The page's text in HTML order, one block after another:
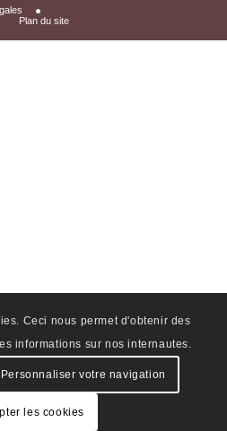
Plan du site
Ceci nous permet d'obtenir des
informations sur nos internautes.
Personnaliser votre navigation
les cookies